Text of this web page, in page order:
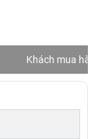
Khách mua